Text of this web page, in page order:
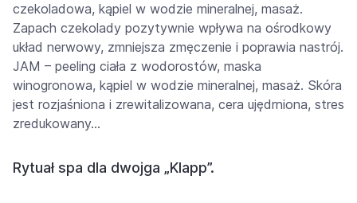
czekoladowa, kąpiel w wodzie mineralnej, masaż.
Zapach czekolady pozytywnie wpływa na ośrodkowy
układ nerwowy, zmniejsza zmęczenie i poprawia nastrój.
JAM – peeling ciała z wodorostów, maska
winogronowa, kąpiel w wodzie mineralnej, masaż. Skóra
jest rozjaśniona i zrewitalizowana, cera ujędrniona, stres
zredukowany…
Rytuał spa dla dwojga „Klapp”.